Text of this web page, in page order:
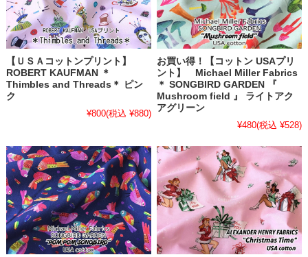
【ＵＳＡコットンプリント】
ROBERT KAUFMAN ＊
Thimbles and Threads＊ ピン
ク
¥800(税込 ¥880)
お買い得！【コットン USAプリ
ント】 Michael Miller Fabrics
＊ SONGBIRD GARDEN 『
Mushroom field 』 ライトアク
アグリーン
¥480(税込 ¥528)